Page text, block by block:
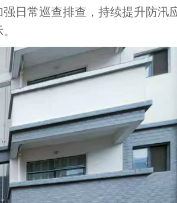
日常巡查排查，持续提升防汛